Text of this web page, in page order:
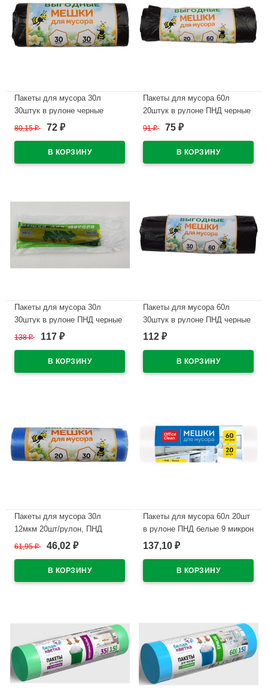
Пакеты для мусора 30л
30штук в рулоне черные
Пчела (Ст.35)
80,15₽ 72 ₽
Пакеты для мусора 60л
20штук в рулоне ПНД черные
8 микрон Пчела
91₽ 75 ₽
Пакеты для мусора 30л
30штук в рулоне ПНД черные
12 микрон Зайцы
138₽ 117 ₽
Пакеты для мусора 60л
30штук в рулоне ПНД черные
8 микрон Пчела
112 ₽
Пакеты для мусора 30л
12мкм 20шт/рулон, ПНД
синие Пчела М (Ст.140)
61,95₽ 46,02 ₽
Пакеты для мусора 60л 20шт
в рулоне ПНД белые 9 микрон
В наличии
137,10 ₽